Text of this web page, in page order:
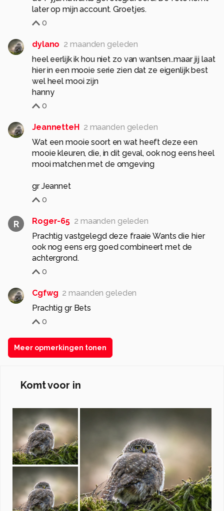
later op mijn account. Groetjes.
0
dylano 2 maanden geleden
heel eerlijk ik hou niet zo van wantsen..maar jij laat
hier in een mooie serie zien dat ze eigenlijk best
wel heel mooi zijn
hanny
0
JeannetteH
2 maanden geleden
Wat een mooie soort en wat heeft deze een
mooie kleuren, die, in dit geval, ook nog eens heel
mooi matchen met de omgeving
gr Jeannet
0
R Roger-65 2 maanden geleden
Prachtig vastgelegd deze fraaie Wants die hier
ook nog eens erg goed combineert met de
achtergrond.
0
Cgfwg 2 maanden geleden
Prachtig gr Bets
0
Meer opmerkingen tonen
Komt voor in